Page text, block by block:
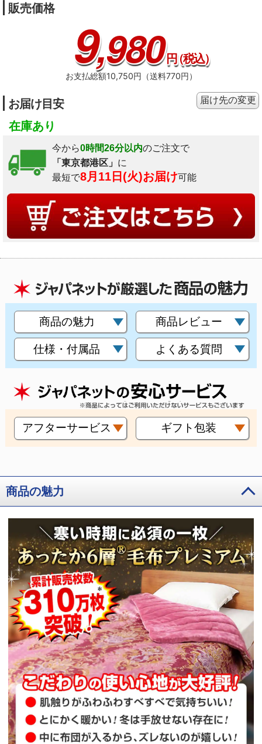
販売価格
9,980円（税込）
お支払総額10,750円（送料770円）
お届け目安
在庫あり
今から0時間26分以内のご注文で
「東京都港区」 に
最短で8月11日(火)お届け可能
届け先の変更
商品の魅力 商品レビュー
仕様・付属品 よくある質問
アフターサービス ギフト包装
商品の魅力